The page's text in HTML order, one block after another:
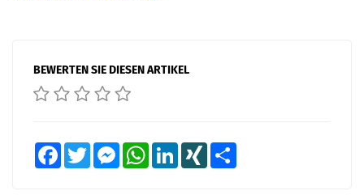
BEWERTEN SIE DIESEN ARTIKEL
FacebookTwitter MessengerWhatsAppLinkedInXING